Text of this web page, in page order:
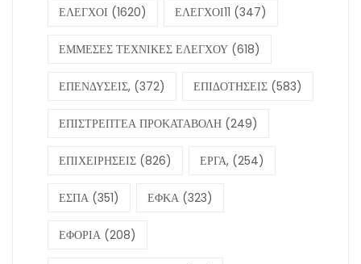
ΕΛΕΓΧΟΙ (1620) ΕΛΕΓΧΟΙ11 (347)
ΕΜΜΕΣΕΣ ΤΕΧΝΙΚΕΣ ΕΛΕΓΧΟΥ (618)
ΕΠΕΝΔΥΣΕΙΣ, (372) ΕΠΙΔΟΤΗΣΕΙΣ (583)
ΕΠΙΣΤΡΕΠΤΕΑ ΠΡΟΚΑΤΑΒΟΛΗ (249)
ΕΠΙΧΕΙΡΗΣΕΙΣ (826) ΕΡΓΑ, (254)
ΕΣΠΑ (351) ΕΦΚΑ (323)
ΕΦΟΡΙΑ (208)